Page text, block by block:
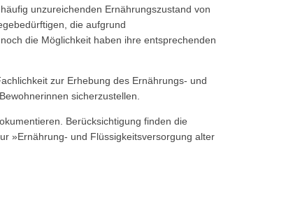
unzureichenden Ernährungszustand von
die aufgrund
die Möglichkeit haben ihre entsprechenden
zur Erhebung des Ernährungs- und
sicherzustellen.
Berücksichtigung finden die
»Ernährung- und Flüssigkeitsversorgung alter